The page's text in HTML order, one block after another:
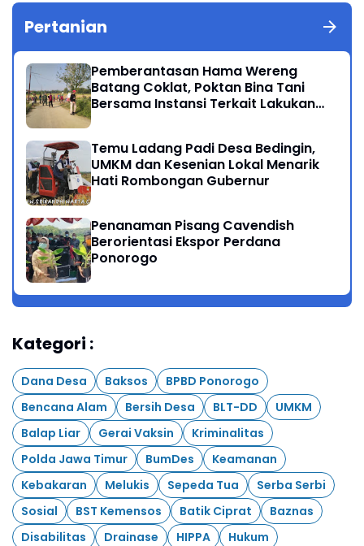
Pertanian
Pemberantasan Hama Wereng
Batang Coklat, Poktan Bina Tani
Bersama Instansi Terkait Lakukan
Temu Ladang Padi Desa Bedingin,
UMKM dan Kesenian Lokal Menarik
Hati Rombongan Gubernur
Penanaman Pisang Cavendish
Berorientasi Ekspor Perdana
Ponorogo
Kategori :
Dana Desa Baksos
BPBD Ponorogo
Bencana Alam
Bersih Desa BLT-DD
UMKM
Balap Liar
Gerai Vaksin
Kriminalitas
Polda Jawa Timur
BumDes
Keamanan
Kebakaran
Melukis Sepeda Tua
Serba Serbi
Sosial
BST Kemensos Batik Ciprat
Baznas
Disabilitas
Drainase HIPPA
Hukum